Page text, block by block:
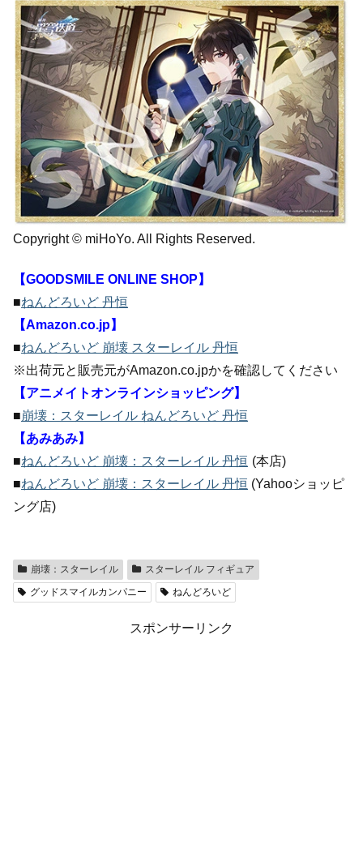
Copyright © miHoYo. All Rights Reserved.
【GOODSMILE ONLINE SHOP】
■ねんどろいど 丹恒
【Amazon.co.jp】
■ねんどろいど 崩壊 スターレイル 丹恒
※出荷元と販売元がAmazon.co.jpかを確認してください
【アニメイトオンラインショッピング】
■崩壊：スターレイル ねんどろいど 丹恒
【あみあみ】
■ねんどろいど 崩壊：スターレイル 丹恒 (本店)
■ねんどろいど 崩壊：スターレイル 丹恒 (Yahooショッピ
ング店)
崩壊：スターレイル
スターレイル フィギュア
グッドスマイルカンパニー
ねんどろいど
スポンサーリンク